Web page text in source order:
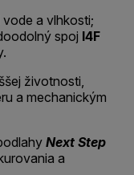
a vlhkosti;
spoj I4F
životnosti,
a mechanickým
Next Step
a